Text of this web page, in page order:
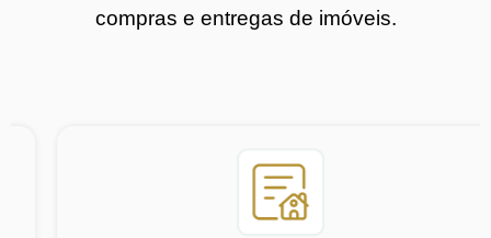
compras e entregas de imóveis.